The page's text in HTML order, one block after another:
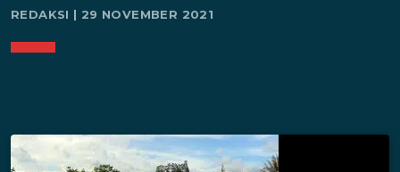
REDAKSI | 29 NOVEMBER 2021